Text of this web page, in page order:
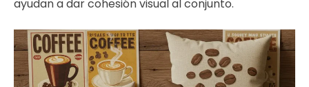
ayudan a dar cohesión visual al conjunto.